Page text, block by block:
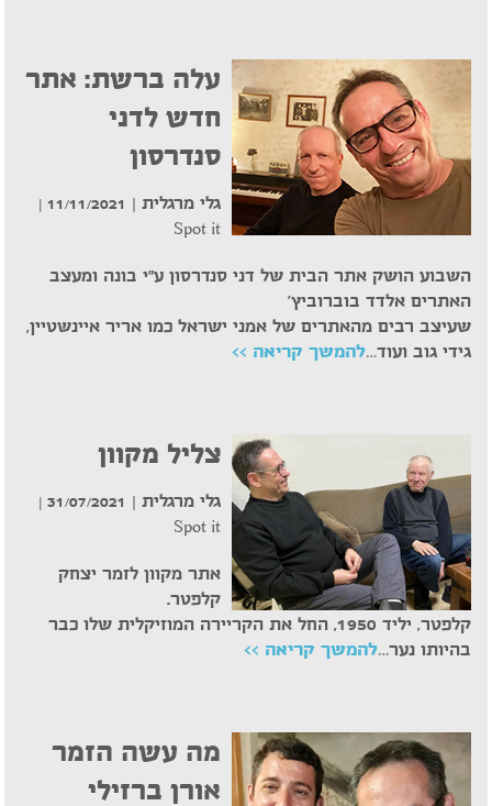
עלה ברשת: אתר
חדש לדני
סנדרסון
גלי מרגלית |
11/11/2021 |
Spot it
השבוע הושק אתר הבית של דני סנדרסון ע"י בונה ומעצב
האתרים אלדד בוברוביץ'
שעיצב רבים מהאתרים של אמני ישראל כמו אריר איינשטיין,
גידי גוב ועוד…להמשך קריאה >>
צליל מקוון
גלי מרגלית |
31/07/2021 |
Spot it
אתר מקוון לזמר יצחק
קלפטר.
קלפטר, יליד 1950, החל את הקריירה המוזיקלית שלו כבר
בהיותו נער…להמשך קריאה >>
מה עשה הזמר
אורן ברזילי